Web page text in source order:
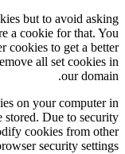
cookies but to avoid
store a cookie for that.
cookies to get a
remove all set
our
on your
we stored. Due to
modify cookies from
browser security